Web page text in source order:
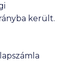
került.